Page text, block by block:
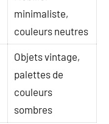
minimaliste,
couleurs neutres
Objets vintage,
palettes de
couleurs
sombres